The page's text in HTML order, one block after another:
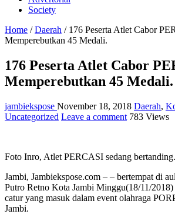
Society
Home / Daerah / 176 Peserta Atlet Cabor
Memperebutkan 45 Medali.
176 Peserta Atlet Cabor
Memperebutkan 45 Medali.
jambiekspose November 18, 2018 Daerah,
Uncategorized Leave a comment 783 Views
Foto Inro, Atlet PERCASI sedang bertanding.
Jambi, Jambiekspose.com – – bertempat di
Putro Retno Kota Jambi Minggu(18/11/
catur yang masuk dalam event olahraga
Jambi.